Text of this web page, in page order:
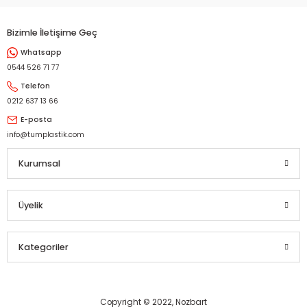
Bizimle İletişime Geç
Whatsapp
0544 526 71 77
Telefon
0212 637 13 66
E-posta
info@tumplastik.com
Kurumsal
Üyelik
Kategoriler
Copyright © 2022, Nozbart